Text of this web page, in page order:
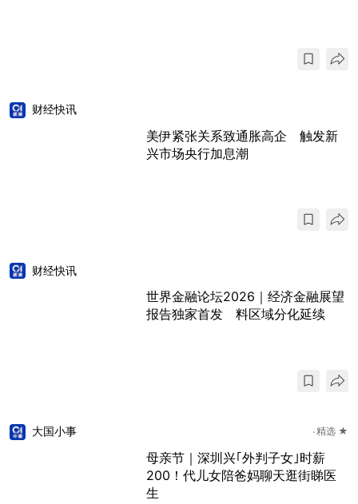
财经快讯
美伊紧张关系致通胀高企 触发新
兴市场央行加息潮
财经快讯
世界金融论坛2026｜经济金融展望
报告独家首发 料区域分化延续
大国小事 精选 ★
母亲节｜深圳兴｢外判子女｣时薪
200！代儿女陪爸妈聊天逛街睇医
生